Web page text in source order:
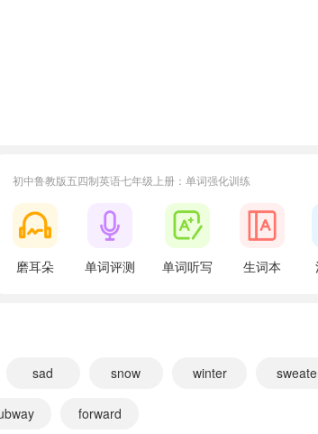
at the moment?
么呢？
volleyball at the sports park instead?
working on something important.
初中鲁教版五四制英语七年级上册：单词强化训练
磨耳朵 单词评测 单词听写 生词本
sad snow winter
forward